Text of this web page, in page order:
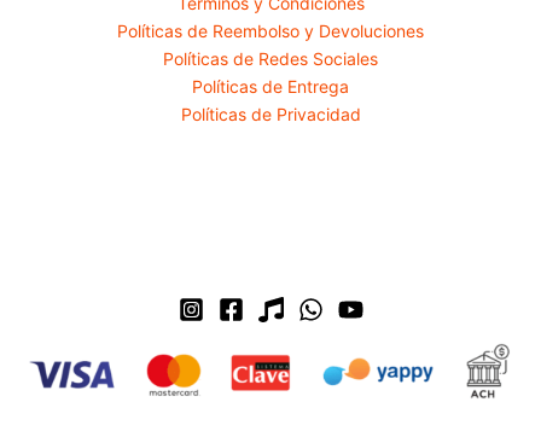
Políticas de Reembolso y Devoluciones
Políticas de Redes Sociales
Políticas de Entrega
Políticas de Privacidad